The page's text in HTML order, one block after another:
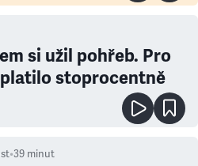
si užil pohřeb. Pro
stoprocentně
•39 minut